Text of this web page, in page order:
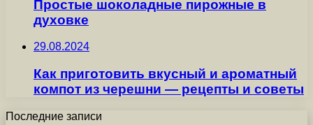
Простые шоколадные пирожные в
духовке
29.08.2024
Как приготовить вкусный и ароматный
компот из черешни — рецепты и советы
Последние записи